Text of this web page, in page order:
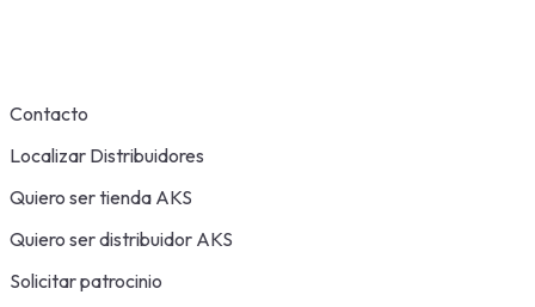
Contacto
Localizar Distribuidores
Quiero ser tienda AKS
Quiero ser distribuidor AKS
Solicitar patrocinio